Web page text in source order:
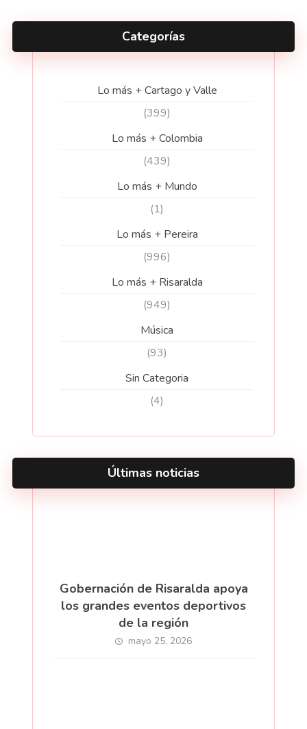
Categorías
Lo más + Cartago y Valle
(399)
Lo más + Colombia
(439)
Lo más + Mundo
(1)
Lo más + Pereira
(996)
Lo más + Risaralda
(949)
Música
(93)
Sin Categoria
(4)
Últimas noticias
Gobernación de Risaralda apoya
los grandes eventos deportivos
de la región
mayo 25, 2026